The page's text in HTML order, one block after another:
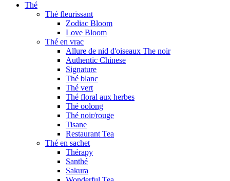
Thé
Thé fleurissant
Zodiac Bloom
Love Bloom
Thé en vrac
Allure de nid d'oiseaux The noir
Authentic Chinese
Signature
Thé blanc
Thé vert
Thé floral aux herbes
Thé oolong
Thé noir/rouge
Tisane
Restaurant Tea
Thé en sachet
Thérapy
Santhé
Sakura